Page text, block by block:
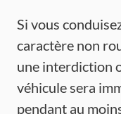
Si vous
caractère non
une interdiction
véhicule sera
pendant au